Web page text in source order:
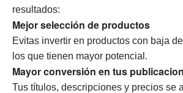
resultados:
Mejor selección de productos
Evitas invertir en productos con baja
los que tienen mayor potencial.
Mayor conversión en tus
Tus títulos, descripciones y precios se